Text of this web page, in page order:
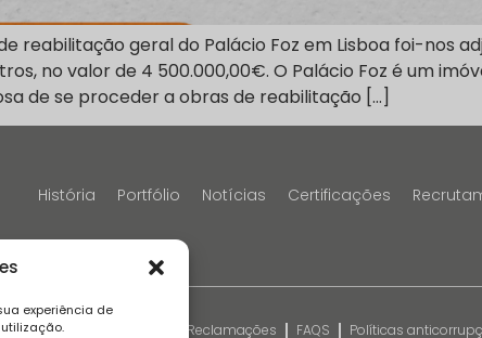
experiência de
reabilitação geral do Palácio Foz em Lisboa foi-nos
no valor de 4 500.000,00€. O Palácio Foz é um
de se proceder a obras de reabilitação […]
História Portfólio Notícias Certificações
Aviso de Cookies Livro de Reclamações FAQS Políticas